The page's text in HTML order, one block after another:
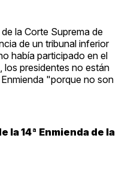
la Corte Suprema de
de un tribunal inferior
había participado en el
los presidentes no están
"porque no son
la 14ª Enmienda de la